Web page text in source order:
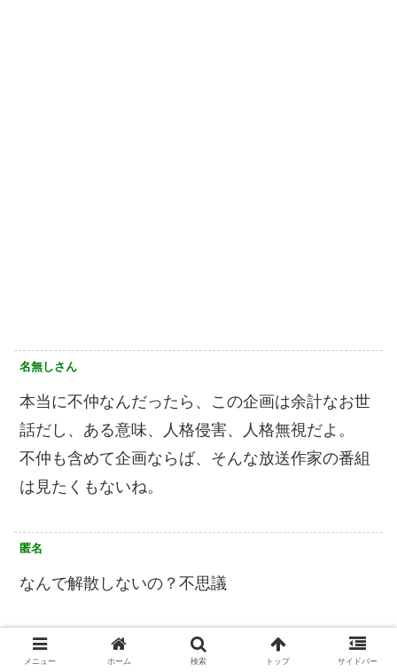
名無しさん
本当に不仲なんだったら、この企画は余計なお世
話だし、ある意味、人格侵害、人格無視だよ。
不仲も含めて企画ならば、そんな放送作家の番組
は見たくもないね。
匿名
なんで解散しないの？不思議
名無しさん
メニュー ホーム 検索 トップ サイドバー